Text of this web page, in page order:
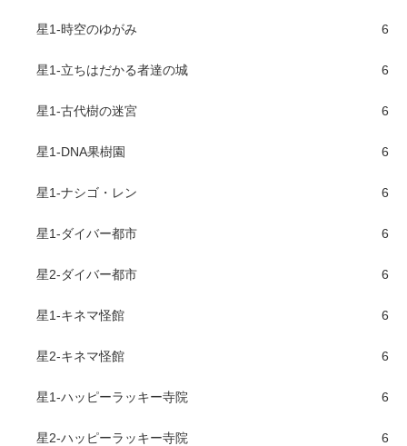
星1-時空のゆがみ 6
星1-立ちはだかる者達の城 6
星1-古代樹の迷宮 6
星1-DNA果樹園 6
星1-ナシゴ・レン 6
星1-ダイバー都市 6
星2-ダイバー都市 6
星1-キネマ怪館 6
星2-キネマ怪館 6
星1-ハッピーラッキー寺院 6
星2-ハッピーラッキー寺院 6